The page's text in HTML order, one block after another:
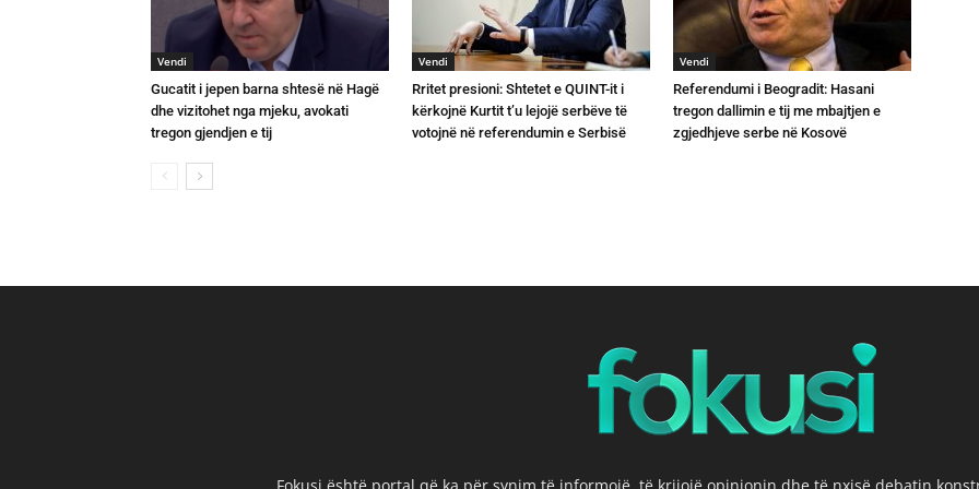
Vendi
Gucatit i jepen barna shtesë në Hagë
dhe vizitohet nga mjeku, avokati
tregon gjendjen e tij
Vendi
Rritet presioni: Shtetet e QUINT-it i
kërkojnë Kurtit t’u lejojë serbëve të
votojnë në referendumin e Serbisë
Vendi
Referendumi i Beogradit: Hasani
tregon dallimin e tij me mbajtjen e
zgjedhjeve serbe në Kosovë